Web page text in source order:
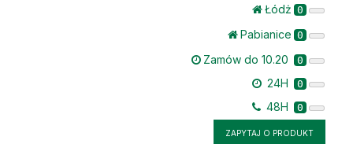
Łódż 0
Pabianice 0
Zamów do 10.20 0
24H 0
48H 0
ZAPYTAJ O PRODUKT